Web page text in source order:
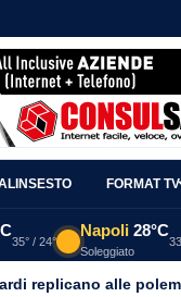
FORMAT TV
35° / 24°
Napoli 28°C
Soleggiato
replicano alle